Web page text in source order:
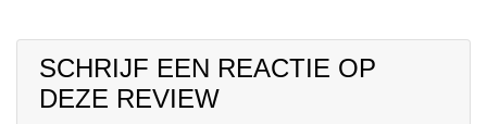
SCHRIJF EEN REACTIE OP
DEZE REVIEW